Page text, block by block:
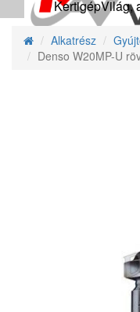
KertigépVilág,
Alkatrész
Denso W20MP-U